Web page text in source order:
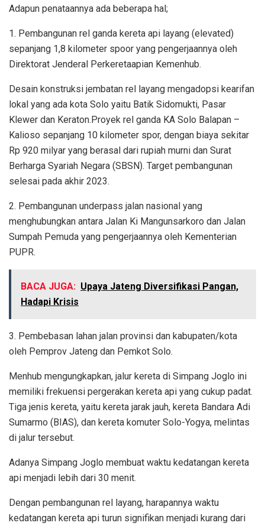
Adapun penataannya ada beberapa hal;
1. Pembangunan rel ganda kereta api layang (elevated)
sepanjang 1,8 kilometer spoor yang pengerjaannya oleh
Direktorat Jenderal Perkeretaapian Kemenhub.
Desain konstruksi jembatan rel layang mengadopsi kearifan
lokal yang ada kota Solo yaitu Batik Sidomukti, Pasar
Klewer dan Keraton.Proyek rel ganda KA Solo Balapan –
Kalioso sepanjang 10 kilometer spor, dengan biaya sekitar
Rp 920 milyar yang berasal dari rupiah murni dan Surat
Berharga Syariah Negara (SBSN). Target pembangunan
selesai pada akhir 2023.
2. Pembangunan underpass jalan nasional yang
menghubungkan antara Jalan Ki Mangunsarkoro dan Jalan
Sumpah Pemuda yang pengerjaannya oleh Kementerian
PUPR.
BACA JUGA: Upaya Jateng Diversifikasi Pangan,
Hadapi Krisis
3. Pembebasan lahan jalan provinsi dan kabupaten/kota
oleh Pemprov Jateng dan Pemkot Solo.
Menhub mengungkapkan, jalur kereta di Simpang Joglo ini
memiliki frekuensi pergerakan kereta api yang cukup padat.
Tiga jenis kereta, yaitu kereta jarak jauh, kereta Bandara Adi
Sumarmo (BIAS), dan kereta komuter Solo-Yogya, melintas
di jalur tersebut.
Adanya Simpang Joglo membuat waktu kedatangan kereta
api menjadi lebih dari 30 menit.
Dengan pembangunan rel layang, harapannya waktu
kedatangan kereta api turun signifikan menjadi kurang dari